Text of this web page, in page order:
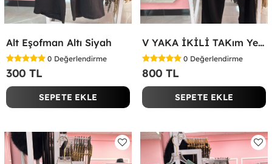
Alt Eşofman Altı Siyah
0 Değerlendirme
300 TL
SEPETE EKLE
V YAKA İKİLİ TAKım Yeşil
0 Değerlendirme
800 TL
SEPETE EKLE